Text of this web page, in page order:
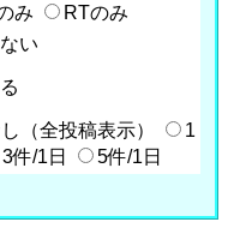
み
RTのみ
い
（全投稿表示）
1
3件/1日 5件/1日